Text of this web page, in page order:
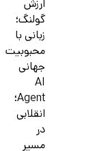
ارزش
گولنگ؛
زبانی با
محبوبیت
جهانی
AI
Agent؛
انقلابی
در
مسیر